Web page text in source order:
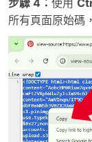
步驟 4： 使用
所有頁面原始碼